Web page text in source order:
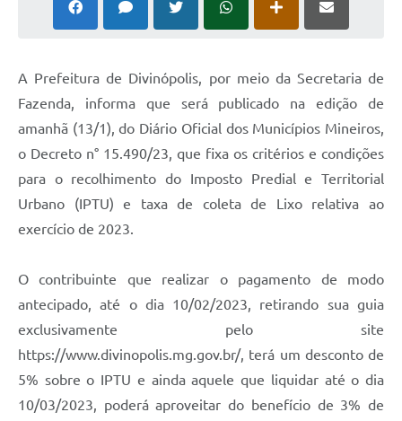
A Prefeitura de Divinópolis, por meio da Secretaria de
Fazenda, informa que será publicado na edição de
amanhã (13/1), do Diário Oficial dos Municípios Mineiros,
o Decreto n° 15.490/23, que fixa os critérios e condições
para o recolhimento do Imposto Predial e Territorial
Urbano (IPTU) e taxa de coleta de Lixo relativa ao
exercício de 2023.
O contribuinte que realizar o pagamento de modo
antecipado, até o dia 10/02/2023, retirando sua guia
exclusivamente pelo site
https://www.divinopolis.mg.gov.br/, terá um desconto de
5% sobre o IPTU e ainda aquele que liquidar até o dia
10/03/2023, poderá aproveitar do benefício de 3% de